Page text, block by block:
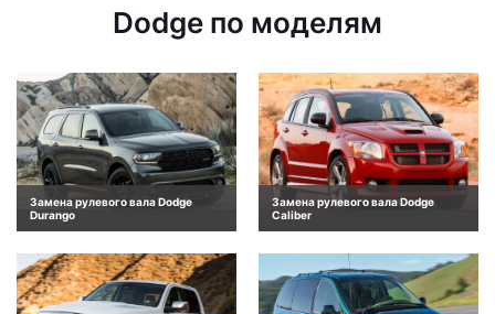
Dodge по моделям
Замена рулевого вала Dodge
Durango
Замена рулевого вала Dodge
Caliber